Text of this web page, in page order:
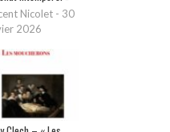
Nicolet - 30
2026